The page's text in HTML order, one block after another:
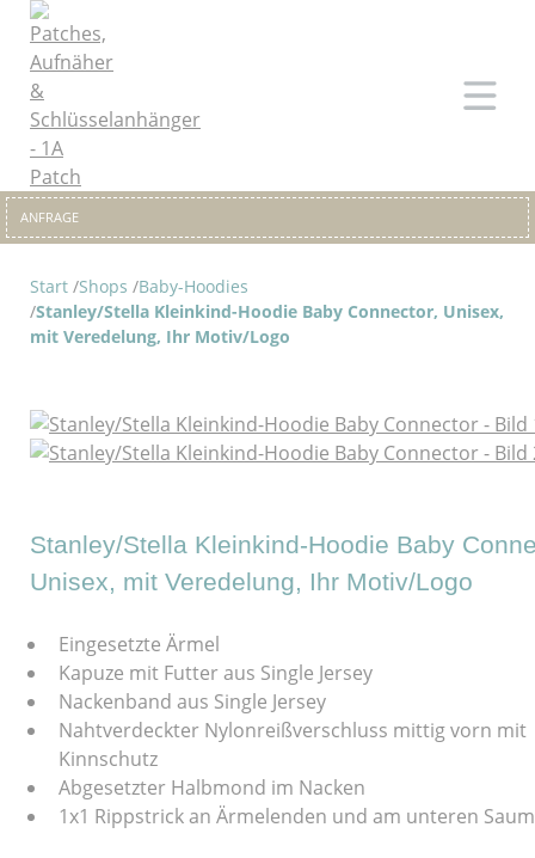
ANFRAGE
Start Shops Baby-Hoodies
Stanley/Stella Kleinkind-Hoodie Baby Connector, Unisex,
mit Veredelung, Ihr Motiv/Logo
Stanley/Stella Kleinkind-Hoodie Baby
Unisex, mit Veredelung, Ihr Motiv/Logo
Eingesetzte Ärmel
Kapuze mit Futter aus Single Jersey
Nackenband aus Single Jersey
Nahtverdeckter Nylonreißverschluss mittig vorn mit
Kinnschutz
Abgesetzter Halbmond im Nacken
1x1 Rippstrick an Ärmelenden und am unteren Saum